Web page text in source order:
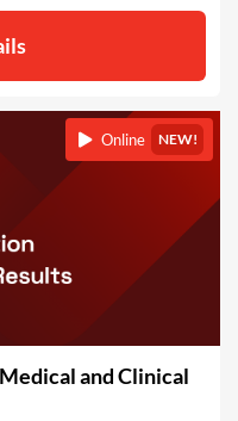
Online NEW!
and Clinical